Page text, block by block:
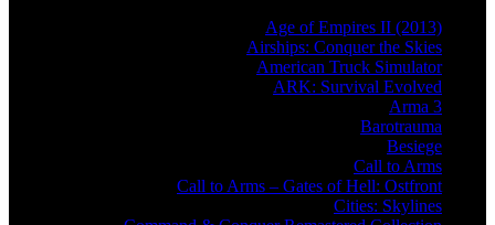
Age of Empires II (2013)
Airships: Conquer the Skies
American Truck Simulator
ARK: Survival Evolved
Arma 3
Barotrauma
Besiege
Call to Arms
Call to Arms – Gates of Hell: Ostfront
Cities: Skylines